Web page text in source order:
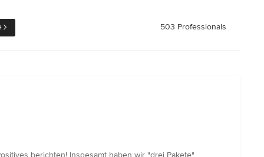
503 Professionals
berichten! Insgesamt haben wir "drei Pakete"